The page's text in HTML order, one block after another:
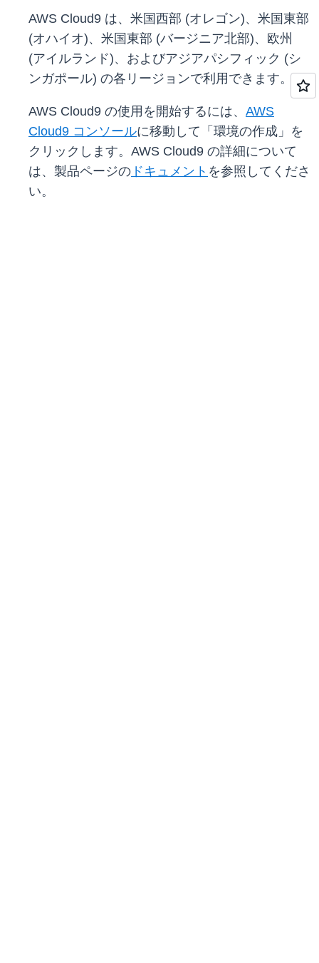
AWS Cloud9 は、米国西部 (オレゴン)、米国東部
(オハイオ)、米国東部 (バージニア北部)、欧州
(アイルランド)、およびアジアパシフィック (シ
ンガポール) の各リージョンで利用できます。
AWS Cloud9 の使用を開始するには、 AWS
Cloud9 コンソールに移動して「環境の作成」を
クリックします。AWS Cloud9 の詳細について
は、製品ページの ドキュメント を参照してくださ
い。